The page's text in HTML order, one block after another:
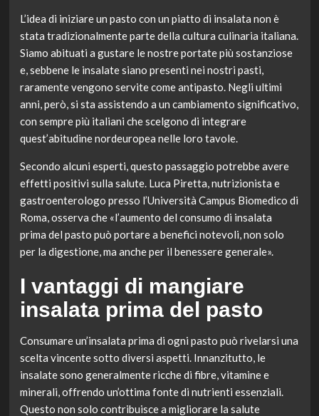
L’idea di iniziare un pasto con un piatto di insalata non è
stata tradizionalmente parte della cultura culinaria italiana.
Siamo abituati a gustare le nostre portate più sostanziose
e, sebbene le insalate siano presenti nei nostri pasti,
raramente vengono servite come antipasto. Negli ultimi
anni, però, si sta assistendo a un cambiamento significativo,
con sempre più italiani che scelgono di integrare
quest’abitudine nordeuropea nelle loro tavole.
Secondo alcuni esperti, questo passaggio potrebbe avere
effetti positivi sulla salute. Luca Piretta, nutrizionista e
gastroenterologo presso l’Università Campus Biomedico di
Roma, osserva che «l’aumento del consumo di insalata
prima del pasto può portare a benefici notevoli, non solo
per la digestione, ma anche per il benessere generale».
I vantaggi di mangiare
insalata prima del pasto
Consumare un’insalata prima di ogni pasto può rivelarsi una
scelta vincente sotto diversi aspetti. Innanzitutto, le
insalate sono generalmente ricche di fibre, vitamine e
minerali, offrendo un’ottima fonte di nutrienti essenziali.
Questo non solo contribuisce a migliorare la salute